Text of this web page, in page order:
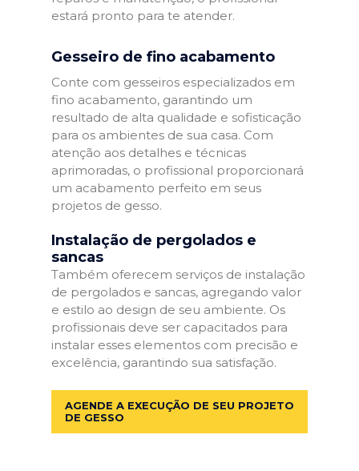
estará pronto para te atender.
Gesseiro de fino acabamento
Conte com gesseiros especializados em
fino acabamento, garantindo um
resultado de alta qualidade e sofisticação
para os ambientes de sua casa. Com
atenção aos detalhes e técnicas
aprimoradas, o profissional proporcionará
um acabamento perfeito em seus
projetos de gesso.
Instalação de pergolados e
sancas
Também oferecem serviços de instalação
de pergolados e sancas, agregando valor
e estilo ao design de seu ambiente. Os
profissionais deve ser capacitados para
instalar esses elementos com precisão e
excelência, garantindo sua satisfação.
AGENDE A EXECUÇÃO DE SEU PROJETO
DE GESSO